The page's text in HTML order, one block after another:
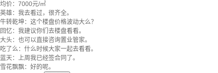
均价： 7000元/㎡
英雄：我去看过，很齐全。
牛转乾坤：这个楼盘价格波动大么？
回忆：我建议你们去楼盘看看。
大头：也可以直接咨询置业管家。
吃了么：什么时候大家一起去看看。
蓝天：上周我已经签合同了。
雪花飘飘：好的呢。